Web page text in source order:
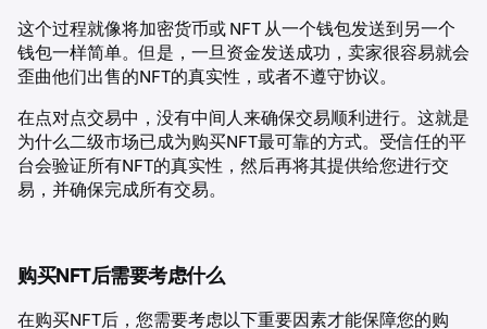
这个过程就像将加密货币或 NFT 从一个钱包发送到另一个
钱包一样简单。但是，一旦资金发送成功，卖家很容易就会
歪曲他们出售的NFT的真实性，或者不遵守协议。
在点对点交易中，没有中间人来确保交易顺利进行。这就是
为什么二级市场已成为购买NFT最可靠的方式。受信任的平
台会验证所有NFT的真实性，然后再将其提供给您进行交
易，并确保完成所有交易。
购买NFT后需要考虑什么
在购买NFT后，您需要考虑以下重要因素才能保障您的购